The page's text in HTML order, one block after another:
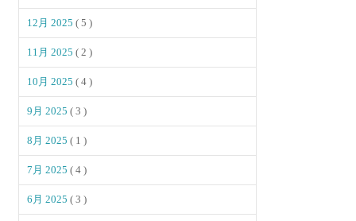
12月 2025( 5 )
11月 2025( 2 )
10月 2025( 4 )
9月 2025( 3 )
8月 2025( 1 )
7月 2025( 4 )
6月 2025( 3 )